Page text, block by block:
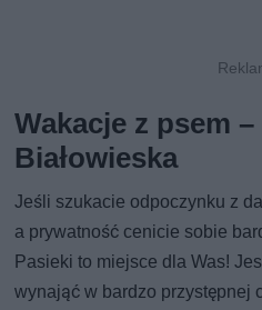
Wakacje z psem
Białowieska
Jeśli szukacie odpoczynku z
a prywatność cenicie sobie
Pasieki to miejsce dla Was!
wynająć w bardzo przystępnej